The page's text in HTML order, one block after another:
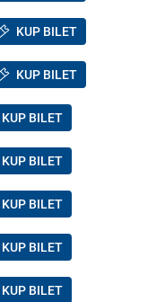
KUP BILET
KUP BILET
KUP BILET
KUP BILET
KUP BILET
KUP BILET
KUP BILET